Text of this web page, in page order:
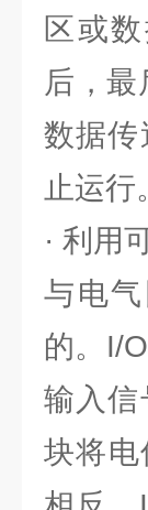
区或
后，
数据传
止运行
· 利用
与电
的。I/
输入信
块将电